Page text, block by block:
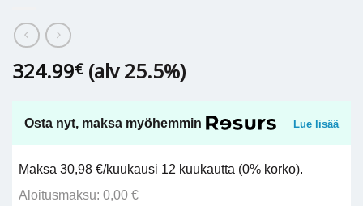
324.99€ (alv 25.5%)
Osta nyt, maksa myöhemmin Lue lisää
Maksa 30,98 €/kuukausi 12 kuukautta (0% korko).
Aloitusmaksu: 0,00 €